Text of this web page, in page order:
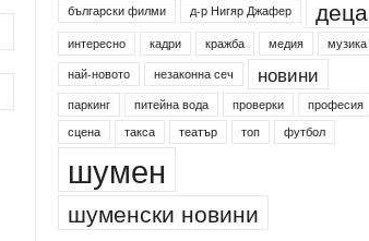
български филми
д-р Нигяр Джафер деца
интересно кадри кражба медия
музика
най-новото
незаконна сеч новини
паркинг питейна вода проверки
професия
сцена
такса театър топ футбол
шумен
шуменски новини